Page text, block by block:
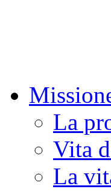
La
Vita
La